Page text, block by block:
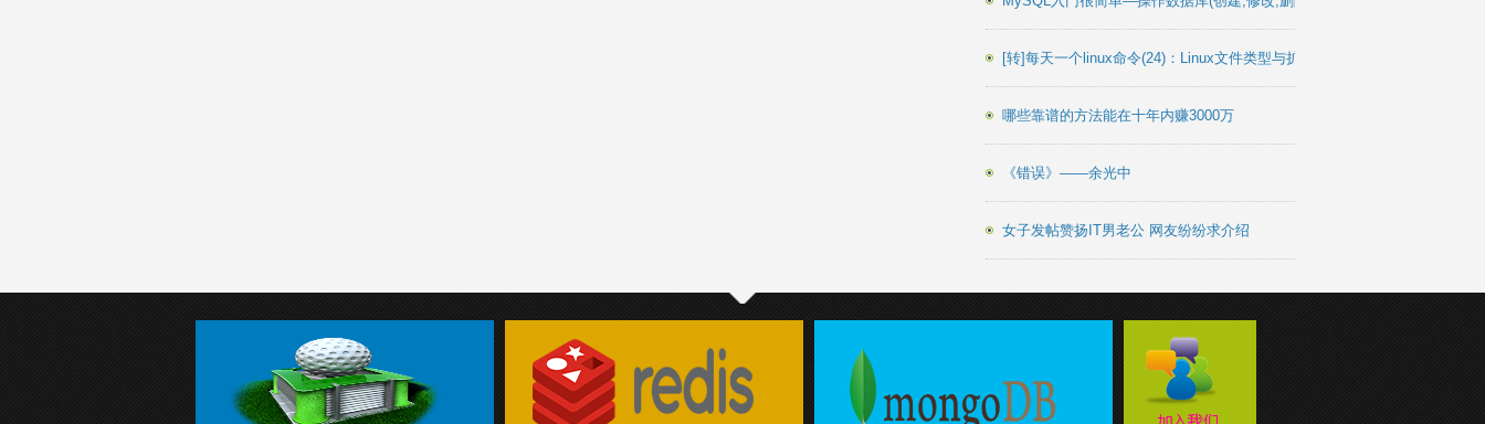
[转]每天一个linux命令(24)：Linux文件类型与扩展名
哪些靠谱的方法能在十年内赚3000万
《错误》——余光中
女子发帖赞扬IT男老公 网友纷纷求介绍